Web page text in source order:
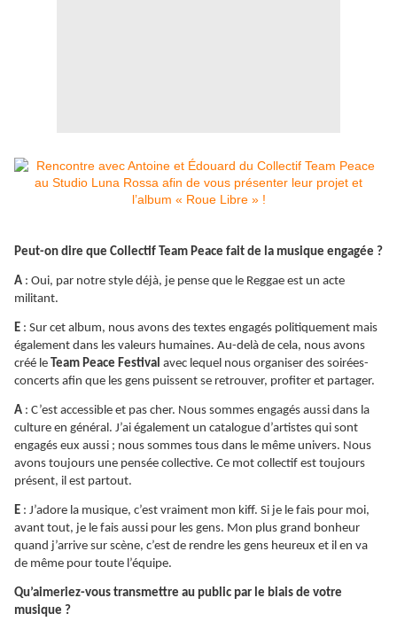
Peut-on dire que Collectif Team Peace fait de la musique engagée ?
A : Oui, par notre style déjà, je pense que le Reggae est un acte
militant.
E : Sur cet album, nous avons des textes engagés politiquement mais
également dans les valeurs humaines. Au-delà de cela, nous avons
créé le Team Peace Festival avec lequel nous organiser des soirées-
concerts afin que les gens puissent se retrouver, profiter et partager.
A : C’est accessible et pas cher. Nous sommes engagés aussi dans la
culture en général. J’ai également un catalogue d’artistes qui sont
engagés eux aussi ; nous sommes tous dans le même univers. Nous
avons toujours une pensée collective. Ce mot collectif est toujours
présent, il est partout.
E : J’adore la musique, c’est vraiment mon kiff. Si je le fais pour moi,
avant tout, je le fais aussi pour les gens. Mon plus grand bonheur
quand j’arrive sur scène, c’est de rendre les gens heureux et il en va
de même pour toute l’équipe.
Qu’aimeriez-vous transmettre au public par le biais de votre
musique ?